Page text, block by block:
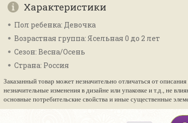
Характеристики
Пол ребенка: Девочка
Возрастная группа: Ясельная 0 до 2 лет
Сезон: Весна/Осень
Страна: Россия
Заказанный товар может незначительно отличаться от
незначительные изменения в дизайне или упаковке и т.д., не
основные потребительские свойства и иные существенные